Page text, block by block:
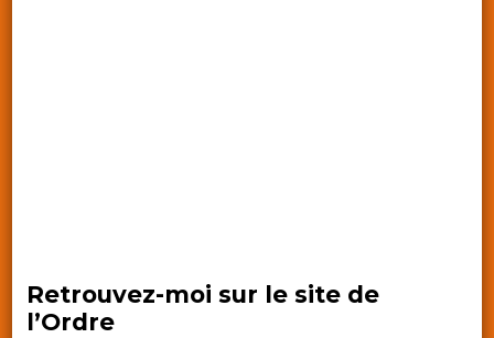
Retrouvez-moi sur le site de
l’Ordre